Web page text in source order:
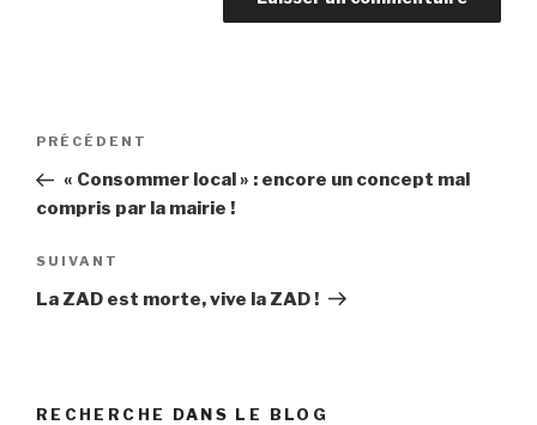
Navigation
l’article
Article
précédent
PRÉCÉDENT
« Consommer local » : encore un concept mal
compris par la mairie !
Article
suivant
SUIVANT
La ZAD est morte, vive la ZAD !
RECHERCHE DANS LE BLOG